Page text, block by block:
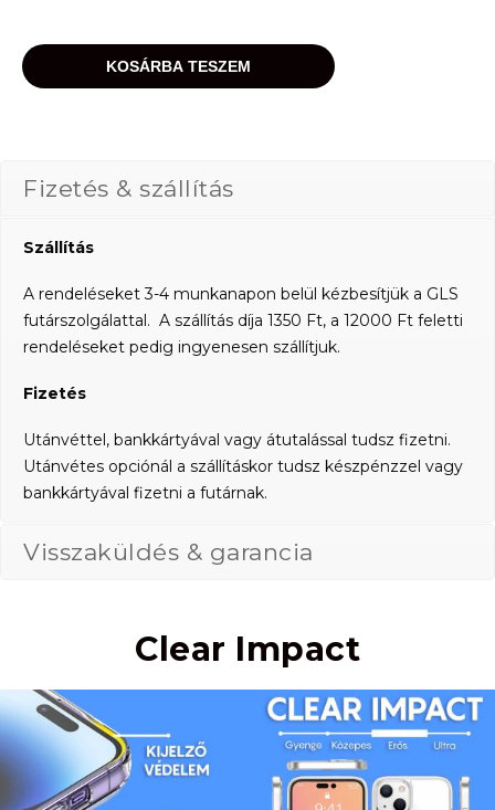
KOSÁRBA TESZEM
Fizetés & szállítás
Szállítás
A rendeléseket 3-4 munkanapon belül kézbesítjük a GLS
futárszolgálattal. A szállítás díja 1350 Ft, a 12000 Ft feletti
rendeléseket pedig ingyenesen szállítjuk.
Fizetés
Utánvéttel, bankkártyával vagy átutalással tudsz fizetni.
Utánvétes opciónál a szállításkor tudsz készpénzzel vagy
bankkártyával fizetni a futárnak.
Visszaküldés & garancia
Clear Impact